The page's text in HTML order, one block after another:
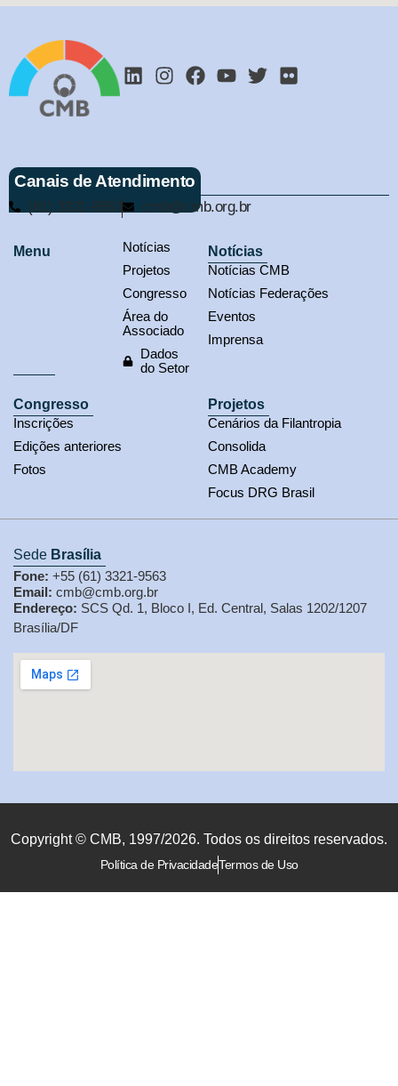
Canais de Atendimento
(61) 3321-9563 cmb@cmb.org.br
Menu
Notícias
Projetos
Congresso
Área do
Associado
Dados
do Setor
Notícias
Notícias CMB
Notícias Federações
Eventos
Imprensa
Congresso
Inscrições
Edições anteriores
Fotos
Projetos
Cenários da Filantropia
Consolida
CMB Academy
Focus DRG Brasil
Sede Brasília
Fone: +55 (61) 3321-9563
Email: cmb@cmb.org.br
Endereço: SCS Qd. 1, Bloco I, Ed. Central, Salas 1202/1207
Brasília/DF
Copyright © CMB, 1997/2026. Todos os direitos reservados.
Política de PrivacidadeTermos de Uso